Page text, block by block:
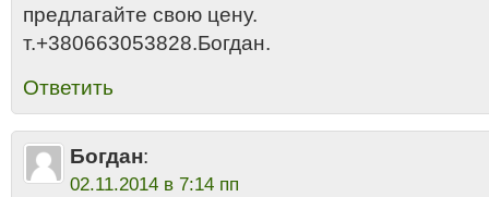
предлагайте свою цену.
т.+380663053828.Богдан.
Ответить
Богдан:
02.11.2014 в 7:14 пп